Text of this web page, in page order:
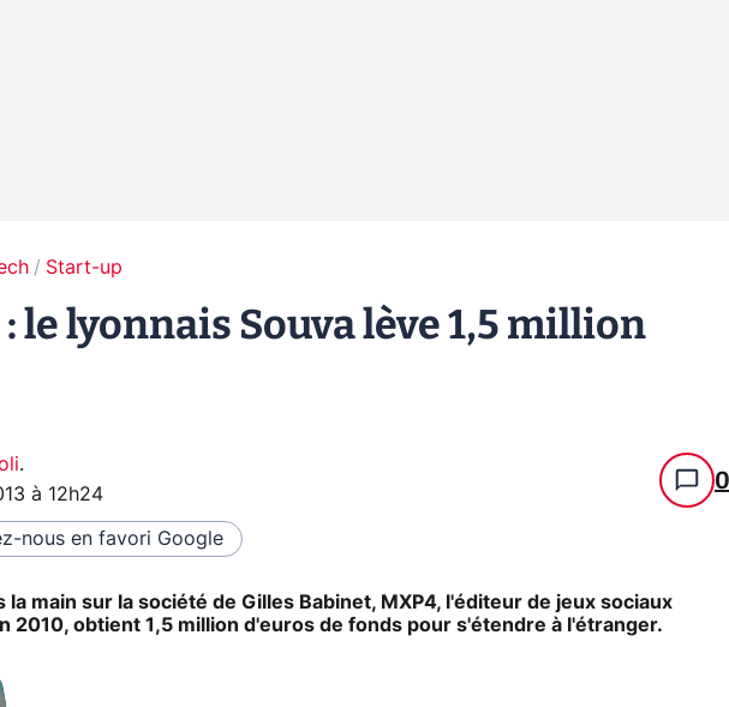
Start-up
le lyonnais Souva lève 1,5 million
.
à 12h24 0
nous en favori Google
la main sur la société de Gilles Babinet, MXP4, l'éditeur de jeux sociaux
2010, obtient 1,5 million d'euros de fonds pour s'étendre à l'étranger.